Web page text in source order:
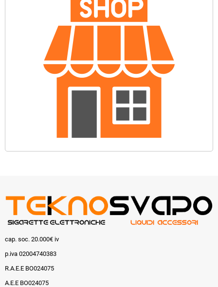
cap. soc. 20.000€ iv
p.iva 02004740383
R.A.E.E BO024075
A.E.E BO024075